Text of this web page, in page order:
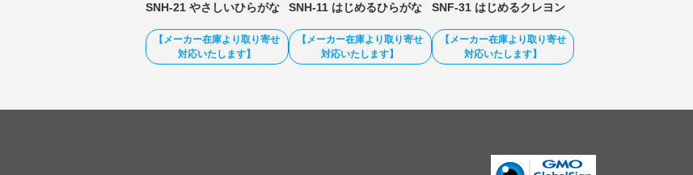
SNH-21 やさしいひらがな
【メーカー在庫より取り寄せ
対応いたします】
SNH-11 はじめるひらがな
【メーカー在庫より取り寄せ
対応いたします】
SNF-31 はじめるクレヨン
【メーカー在庫より取り寄せ
対応いたします】